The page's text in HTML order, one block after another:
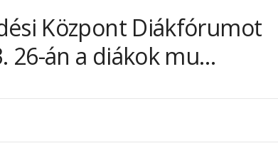
Központ Diákfórumot
26-án a diákok mu…